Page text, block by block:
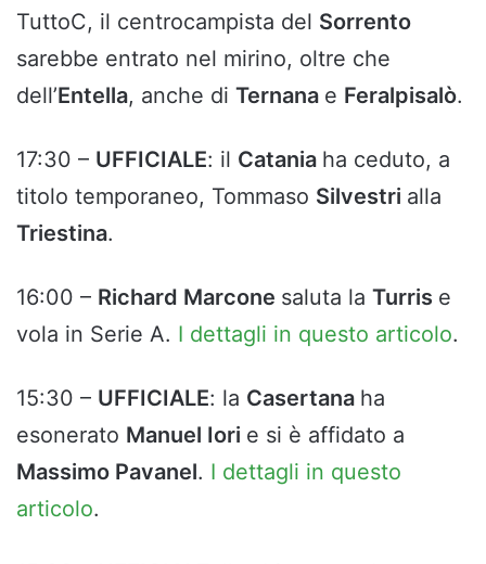
TuttoC, il centrocampista del Sorrento
sarebbe entrato nel mirino, oltre che
dell’Entella, anche di Ternana e Feralpisalò.
17:30 – UFFICIALE: il Catania ha ceduto, a
titolo temporaneo, Tommaso Silvestri alla
Triestina.
16:00 – Richard Marcone saluta la Turris e
vola in Serie A. I dettagli in questo articolo.
15:30 – UFFICIALE: la Casertana ha
esonerato Manuel Iori e si è affidato a
Massimo Pavanel. I dettagli in questo
articolo.